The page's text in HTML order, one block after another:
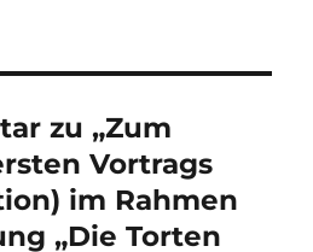
zu „Zum
Vortrags
im Rahmen
„Die Torten